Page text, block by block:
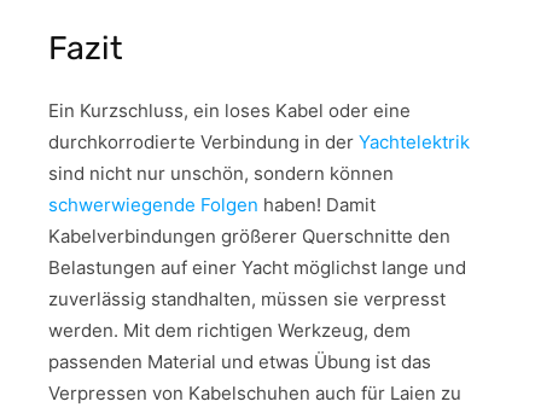
Fazit
Ein Kurzschluss, ein loses Kabel oder eine
durchkorrodierte Verbindung in der Yachtelektrik
sind nicht nur unschön, sondern können
schwerwiegende Folgen haben! Damit
Kabelverbindungen größerer Querschnitte den
Belastungen auf einer Yacht möglichst lange und
zuverlässig standhalten, müssen sie verpresst
werden. Mit dem richtigen Werkzeug, dem
passenden Material und etwas Übung ist das
Verpressen von Kabelschuhen auch für Laien zu